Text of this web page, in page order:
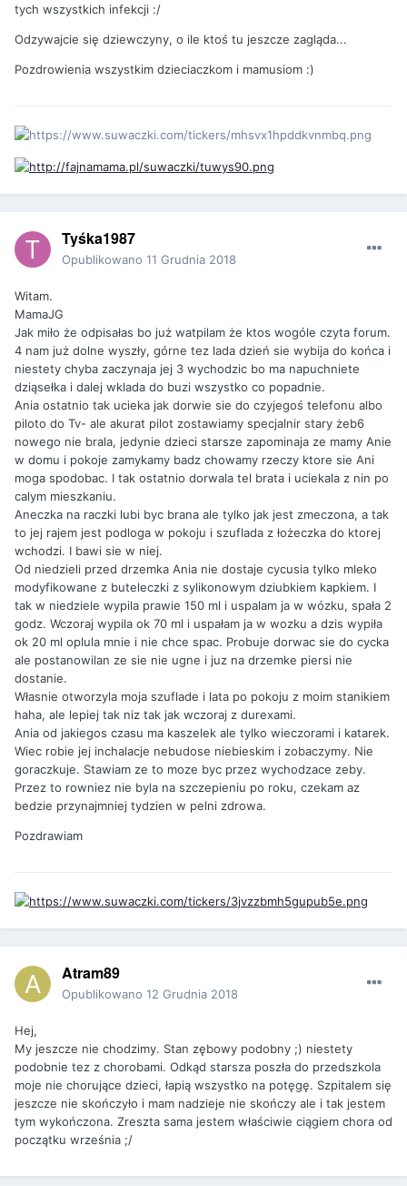
tych wszystkich infekcji :/
Odzywajcie się dziewczyny, o ile ktoś tu jeszcze zagląda...
Pozdrowienia wszystkim dzieciaczkom i mamusiom :)
Tyśka1987
Opublikowano 11 Grudnia 2018
Witam.
MamaJG
Jak miło że odpisałas bo już watpilam że ktos wogóle czyta forum.
4 nam już dolne wyszły, górne tez lada dzień sie wybija do końca i
niestety chyba zaczynaja jej 3 wychodzic bo ma napuchniete
dziąsełka i dalej wklada do buzi wszystko co popadnie.
Ania ostatnio tak ucieka jak dorwie sie do czyjegoś telefonu albo
piloto do Tv- ale akurat pilot zostawiamy specjalnir stary żeb6
nowego nie brala, jedynie dzieci starsze zapominaja ze mamy Anie
w domu i pokoje zamykamy badz chowamy rzeczy ktore sie Ani
moga spodobac. I tak ostatnio dorwala tel brata i uciekala z nin po
calym mieszkaniu.
Aneczka na raczki lubi byc brana ale tylko jak jest zmeczona, a tak
to jej rajem jest podloga w pokoju i szuflada z łożeczka do ktorej
wchodzi. I bawi sie w niej.
Od niedzieli przed drzemka Ania nie dostaje cycusia tylko mleko
modyfikowane z buteleczki z sylikonowym dziubkiem kapkiem. I
tak w niedziele wypila prawie 150 ml i uspalam ja w wózku, spała 2
godz. Wczoraj wypila ok 70 ml i uspałam ja w wozku a dzis wypiła
ok 20 ml oplula mnie i nie chce spac. Probuje dorwac sie do cycka
ale postanowilan ze sie nie ugne i juz na drzemke piersi nie
dostanie.
Własnie otworzyla moja szuflade i lata po pokoju z moim stanikiem
haha, ale lepiej tak niz tak jak wczoraj z durexami.
Ania od jakiegos czasu ma kaszelek ale tylko wieczorami i katarek.
Wiec robie jej inchalacje nebudose niebieskim i zobaczymy. Nie
goraczkuje. Stawiam ze to moze byc przez wychodzace zeby.
Przez to rowniez nie byla na szczepieniu po roku, czekam az
bedzie przynajmniej tydzien w pelni zdrowa.
Pozdrawiam
Atram89
Opublikowano 12 Grudnia 2018
Hej,
My jeszcze nie chodzimy. Stan zębowy podobny ;) niestety
podobnie tez z chorobami. Odkąd starsza poszła do przedszkola
moje nie chorujące dzieci, łapią wszystko na potęgę. Szpitalem się
jeszcze nie skończyło i mam nadzieje nie skończy ale i tak jestem
tym wykończona. Zreszta sama jestem właściwie ciągiem chora od
początku września ;/